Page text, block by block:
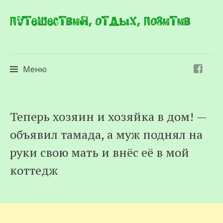
Путешествия, отдых, позитив
Меню
к
содержимому
Теперь хозяин и хозяйка в дом! —
объявил тамада, а муж поднял на
руки свою мать и внёс её в мой
коттедж